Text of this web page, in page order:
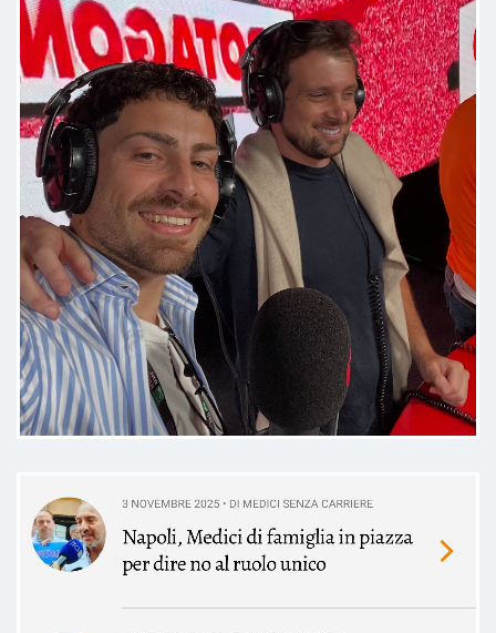
Come sempre la visita è stata
soddisfacente per la chiarezza e
per i giusti consigli, per il
raggiungimento dell'obiettivo che
ci si è prefissati. Grazie!
Paziente
Prima visita promossa a pieni voti!
Professionale, disponibile e super
Paziente